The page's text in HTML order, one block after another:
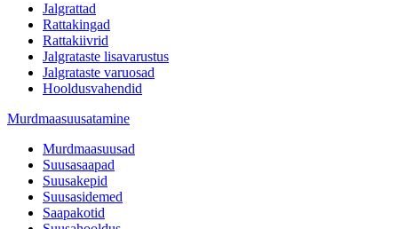
Jalgrattad
Rattakingad
Rattakiivrid
Jalgrataste lisavarustus
Jalgrataste varuosad
Hooldusvahendid
Murdmaasuusatamine
Murdmaasuusad
Suusasaapad
Suusakepid
Suusasidemed
Saapakotid